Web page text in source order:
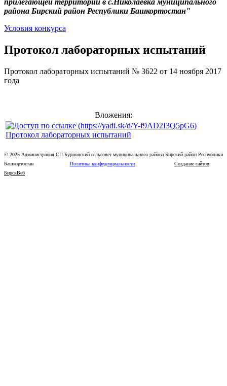
прилегающей территории в с.Николаевка муниципального
района Бирский район Республики Башкортостан"
Условия конкурса
Протокол лабораторных испытаний
Протокол лабораторных испытаний № 3622 от 14 ноября 2017
года
Вложения:
Протокол лабораторных испытаний
© 2025 Администрация СП Бурновский сельсовет муниципального района Бирский район Республики
Башкортостан Политика конфеденциальности
Создание сайтов
БирскВеб